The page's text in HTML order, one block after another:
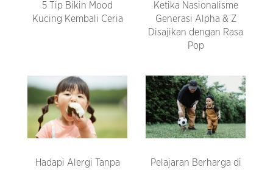
5 Tip Bikin Mood
Kucing Kembali Ceria
Ketika Nasionalisme
Generasi Alpha & Z
Disajikan dengan Rasa
Pop
Hadapi Alergi Tanpa
Pelajaran Berharga di